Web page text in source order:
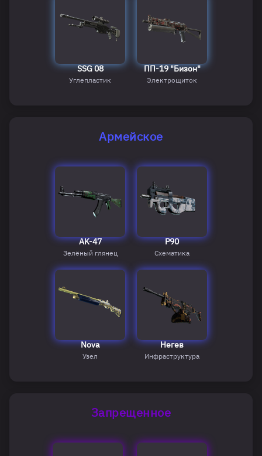
SSG 08
Углепластик
ПП-19 "Бизон"
Электрощиток
Армейское
AK-47
Зелёный глянец
P90
Схематика
Nova
Узел
Негев
Инфраструктура
Запрещенное